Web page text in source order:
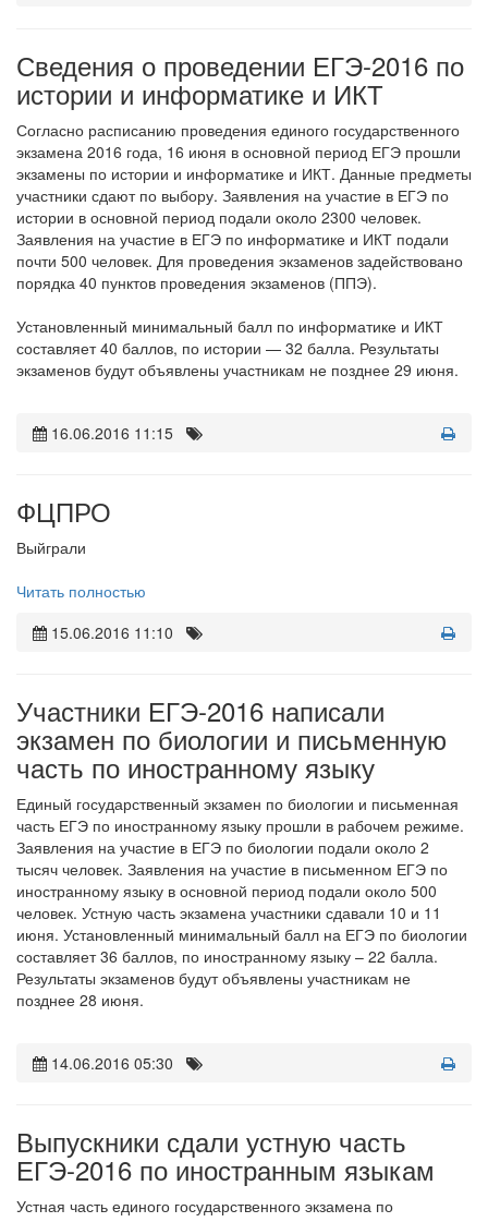
Сведения о проведении ЕГЭ-2016 по
истории и информатике и ИКТ
Согласно расписанию проведения единого государственного
экзамена 2016 года, 16 июня в основной период ЕГЭ прошли
экзамены по истории и информатике и ИКТ. Данные предметы
участники сдают по выбору. Заявления на участие в ЕГЭ по
истории в основной период подали около 2300 человек.
Заявления на участие в ЕГЭ по информатике и ИКТ подали
почти 500 человек. Для проведения экзаменов задействовано
порядка 40 пунктов проведения экзаменов (ППЭ).
Установленный минимальный балл по информатике и ИКТ
составляет 40 баллов, по истории — 32 балла. Результаты
экзаменов будут объявлены участникам не позднее 29 июня.
16.06.2016 11:15
ФЦПРО
Выйграли
Читать полностью
15.06.2016 11:10
Участники ЕГЭ-2016 написали
экзамен по биологии и письменную
часть по иностранному языку
Единый государственный экзамен по биологии и письменная
часть ЕГЭ по иностранному языку прошли в рабочем режиме.
Заявления на участие в ЕГЭ по биологии подали около 2
тысяч человек. Заявления на участие в письменном ЕГЭ по
иностранному языку в основной период подали около 500
человек. Устную часть экзамена участники сдавали 10 и 11
июня. Установленный минимальный балл на ЕГЭ по биологии
составляет 36 баллов, по иностранному языку – 22 балла.
Результаты экзаменов будут объявлены участникам не
позднее 28 июня.
14.06.2016 05:30
Выпускники сдали устную часть
ЕГЭ-2016 по иностранным языкам
Устная часть единого государственного экзамена по